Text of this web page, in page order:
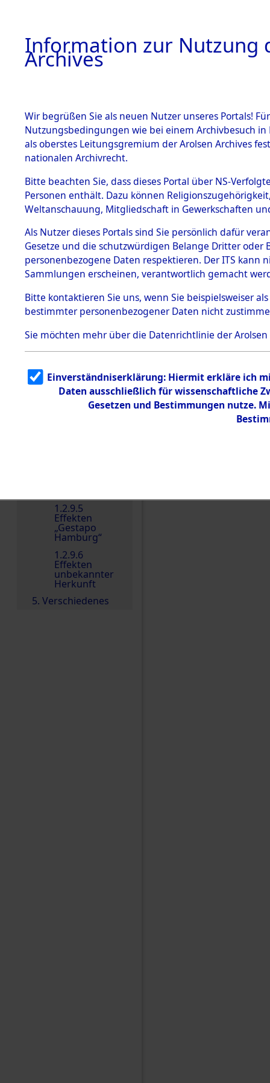
BESTÄNDE
1.
Inhaftierungsdoku
mente
1.2.9 Beim ITS
Effekten
1.2.9.1
Effekten aus
dem KZ
Dachau
Dokument
e
1.2.9.2
Effekten aus
dem KZ
Landesentsch
ädigungsamt
1.2.9.5
Effekten
„Gestapo
Hamburg“
1.2.9.6
Effekten
unbekannter
Herkunft
5. Verschiedenes
0003
Einen Kommentar
Information zur Nutzung
Archives
Wir begrüßen Sie als neuen Nutzer unseres Portals!
Nutzungsbedingungen wie bei einem Archivbesuch
als oberstes Leitungsgremium der Arolsen Archives
nationalen Archivrecht.
Bitte beachten Sie, dass dieses Portal über NS-
Personen enthält. Dazu können
Weltanschauung, Mitgliedschaft in Gewerkschaften
Als Nutzer dieses Portals sind Sie persönlich dafür
Gesetze und die schutzwürdigen Belange Dritter
personenbezogene Daten respektieren. Der ITS
Sammlungen erscheinen, verantwortlich gemacht
Bitte kontaktieren Sie uns, wenn Sie beispielsweiser
bestimmter personenbezogener Daten nicht
Sie möchten mehr über die Datenrichtlinie der Arolsen
Einverständniserklärung: Hiermit erkläre ich
Daten ausschließlich für wissenschaftliche
Gesetzen und Bestimmungen nutze.